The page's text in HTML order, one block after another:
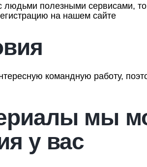
людьми полезными сервисами,
на нашем сайте
командную работу,
мы
у вас